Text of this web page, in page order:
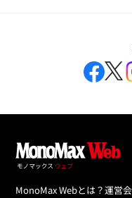
MonoMax Webとは？運営